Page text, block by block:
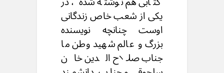
یکی از شعب خاص زندگانی
اوست چنانچه نویسنده
بزرگ و عالم شهید وطن ما
جناب صلاح الدین خان